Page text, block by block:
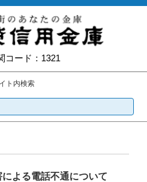
コード：1321
ト内検索
による電話不通について